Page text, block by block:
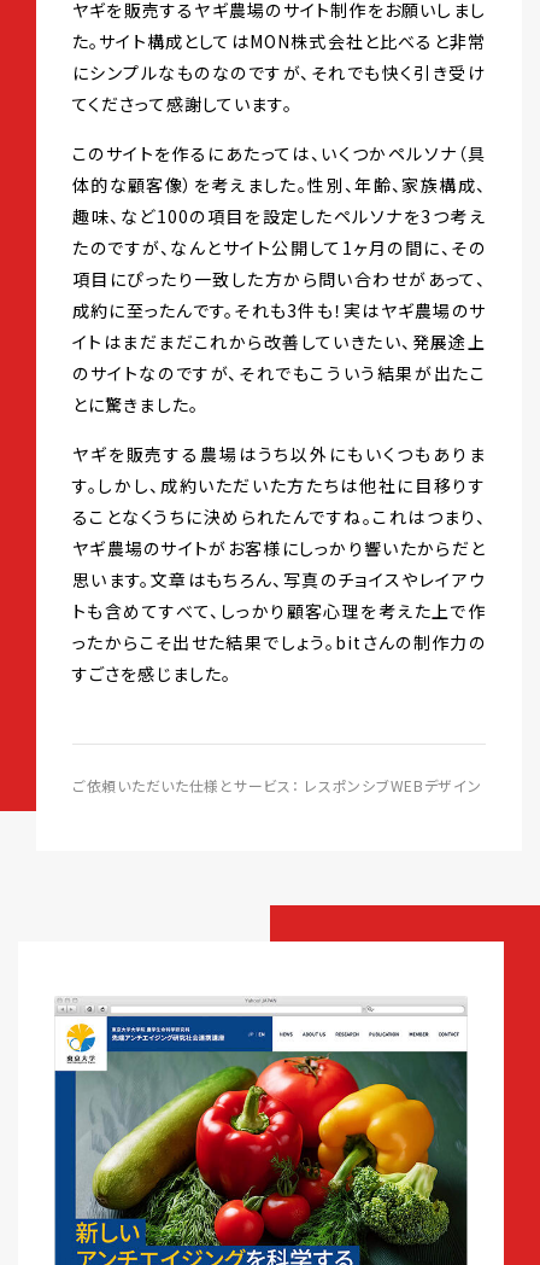
ヤギを販売するヤギ農場のサイト制作をお願いしまし
た。サイト構成としてはMON株式会社と比べると非常
にシンプルなものなのですが、それでも快く引き受け
てくださって感謝しています。
このサイトを作るにあたっては、いくつかペルソナ（具
体的な顧客像）を考えました。性別、年齢、家族構成、
趣味、など100の項目を設定したペルソナを3つ考え
たのですが、なんとサイト公開して1ヶ月の間に、その
項目にぴったり一致した方から問い合わせがあって、
成約に至ったんです。それも3件も！実はヤギ農場のサ
イトはまだまだこれから改善していきたい、発展途上
のサイトなのですが、それでもこういう結果が出たこ
とに驚きました。
ヤギを販売する農場はうち以外にもいくつもありま
す。しかし、成約いただいた方たちは他社に目移りす
ることなくうちに決められたんですね。これはつまり、
ヤギ農場のサイトがお客様にしっかり響いたからだと
思います。文章はもちろん、写真のチョイスやレイアウ
トも含めてすべて、しっかり顧客心理を考えた上で作
ったからこそ出せた結果でしょう。bitさんの制作力の
すごさを感じました。
ご依頼いただいた仕様とサービス： レスポンシブWEBデザイン